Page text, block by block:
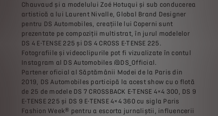
Chauvaud și a modelului Zoé Hotuqui și sub conducerea
artistică a lui Laurent Nivalle, Global Brand Designer
pentru DS Automobiles, creațiile lui Coperni sunt
prezentate pe compoziții multistrat, în jurul modelelor
DS 4 E-TENSE 225 și DS 4 CROSS E-TENSE 225.
Fotografiile și videoclipurile pot fi vizualizate în contul
Instagram al DS Automobiles @DS_Official.
Partener oficial al Săptămânii Modei de la Paris din
2019, DS Automobiles participă la acest show cu o flotă
de 25 de modele DS 7 CROSSBACK E-TENSE 4×4 300, DS 9
E-TENSE 225 și DS 9 E-TENSE 4×4 360 cu sigla Paris
Fashion Week® pentru a escorta jurnaliștii, influencerii